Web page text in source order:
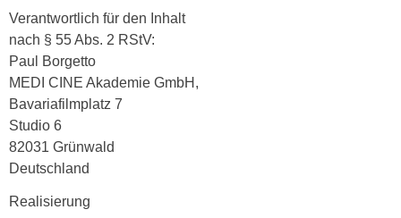
Verantwortlich für den Inhalt
nach § 55 Abs. 2 RStV:
Paul Borgetto
MEDI CINE Akademie GmbH,
Bavariafilmplatz 7
Studio 6
82031 Grünwald
Deutschland
Realisierung